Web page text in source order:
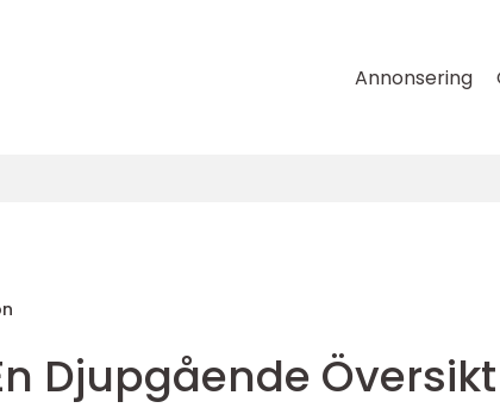
Annonsering
Djupgående Översikt